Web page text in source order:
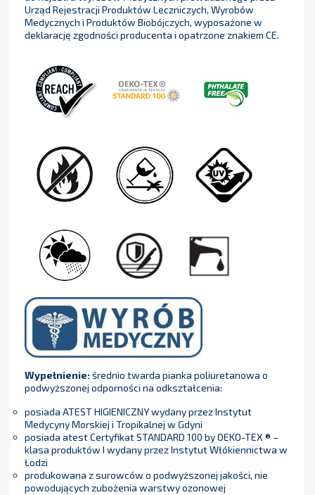
Urząd Rejestracji Produktów Leczniczych, Wyrobów
Medycznych i Produktów Biobójczych, wyposażone w
deklarację zgodności producenta i opatrzone znakiem CE.
Wypełnienie:średnio twarda pianka poliuretanowa o
podwyższonej odporności na odkształcenia:
posiada ATEST HIGIENICZNY wydany przez Instytut
Medycyny Morskiej i Tropikalnej w Gdyni
posiada atest Certyfikat STANDARD 100 by OEKO-TEX ® –
klasa produktów I wydany przez Instytut Włókiennictwa w
Łodzi
produkowana z surowców o podwyższonej jakości, nie
powodujących zubożenia warstwy ozonowej